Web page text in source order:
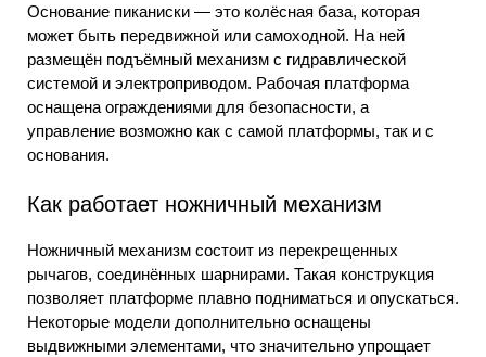
Основание пиканиски — это колёсная база, которая
может быть передвижной или самоходной. На ней
размещён подъёмный механизм с гидравлической
системой и электроприводом. Рабочая платформа
оснащена ограждениями для безопасности, а
управление возможно как с самой платформы, так и с
основания.
Как работает ножничный механизм
Ножничный механизм состоит из перекрещенных
рычагов, соединённых шарнирами. Такая конструкция
позволяет платформе плавно подниматься и опускаться.
Некоторые модели дополнительно оснащены
выдвижными элементами, что значительно упрощает